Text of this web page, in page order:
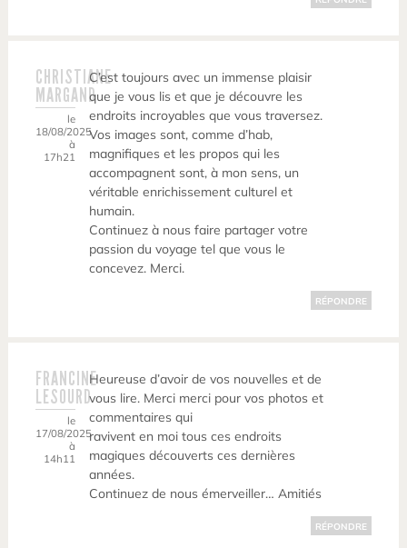
CHRISTIANE
MARGAND
le
18/08/2025
à
17h21
C’est toujours avec un immense plaisir
que je vous lis et que je découvre les
endroits incroyables que vous traversez.
Vos images sont, comme d’hab,
magnifiques et les propos qui les
accompagnent sont, à mon sens, un
véritable enrichissement culturel et
humain.
Continuez à nous faire partager votre
passion du voyage tel que vous le
concevez. Merci.
RÉPONDRE
FRANCINE
LESOURD
le
17/08/2025
à
14h11
Heureuse d’avoir de vos nouvelles et de
vous lire. Merci merci pour vos photos et
commentaires qui
ravivent en moi tous ces endroits
magiques découverts ces dernières
années.
Continuez de nous émerveiller… Amitiés
RÉPONDRE